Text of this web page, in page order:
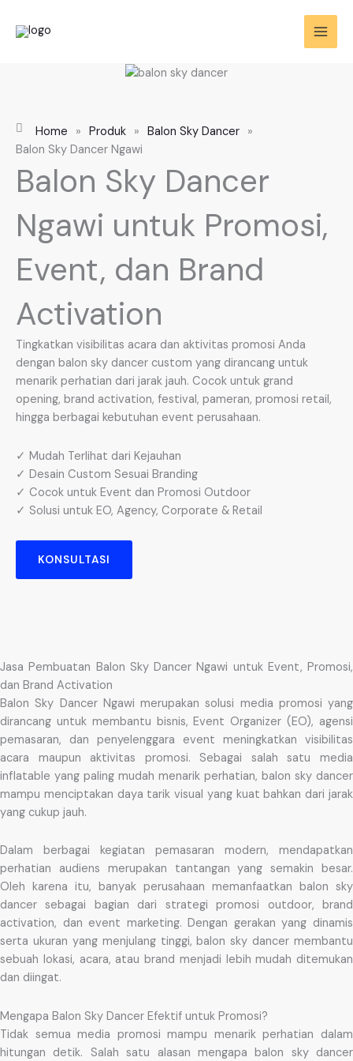
Home » Produk » Balon Sky Dancer
»
Balon Sky Dancer Ngawi
Balon Sky Dancer
Ngawi untuk Promosi,
Event, dan Brand
Activation
Tingkatkan visibilitas acara dan aktivitas promosi Anda
dengan balon sky dancer custom yang dirancang untuk
menarik perhatian dari jarak jauh. Cocok untuk grand
opening, brand activation, festival, pameran, promosi retail,
hingga berbagai kebutuhan event perusahaan.
✓ Mudah Terlihat dari Kejauhan
✓ Desain Custom Sesuai Branding
✓ Cocok untuk Event dan Promosi Outdoor
✓ Solusi untuk EO, Agency, Corporate & Retail
KONSULTASI
Jasa Pembuatan Balon Sky Dancer Ngawi untuk Event, Promosi,
dan Brand Activation
Balon Sky Dancer Ngawi merupakan solusi media promosi yang
dirancang untuk membantu bisnis, Event Organizer (EO), agensi
pemasaran, dan penyelenggara event meningkatkan visibilitas
acara maupun aktivitas promosi. Sebagai salah satu media
inflatable yang paling mudah menarik perhatian, balon sky dancer
mampu menciptakan daya tarik visual yang kuat bahkan dari jarak
yang cukup jauh.
Dalam berbagai kegiatan pemasaran modern, mendapatkan
perhatian audiens merupakan tantangan yang semakin besar.
Oleh karena itu, banyak perusahaan memanfaatkan balon sky
dancer sebagai bagian dari strategi promosi outdoor, brand
activation, dan event marketing. Dengan gerakan yang dinamis
serta ukuran yang menjulang tinggi, balon sky dancer membantu
sebuah lokasi, acara, atau brand menjadi lebih mudah ditemukan
dan diingat.
Mengapa Balon Sky Dancer Efektif untuk Promosi?
Tidak semua media promosi mampu menarik perhatian dalam
hitungan detik. Salah satu alasan mengapa balon sky dancer